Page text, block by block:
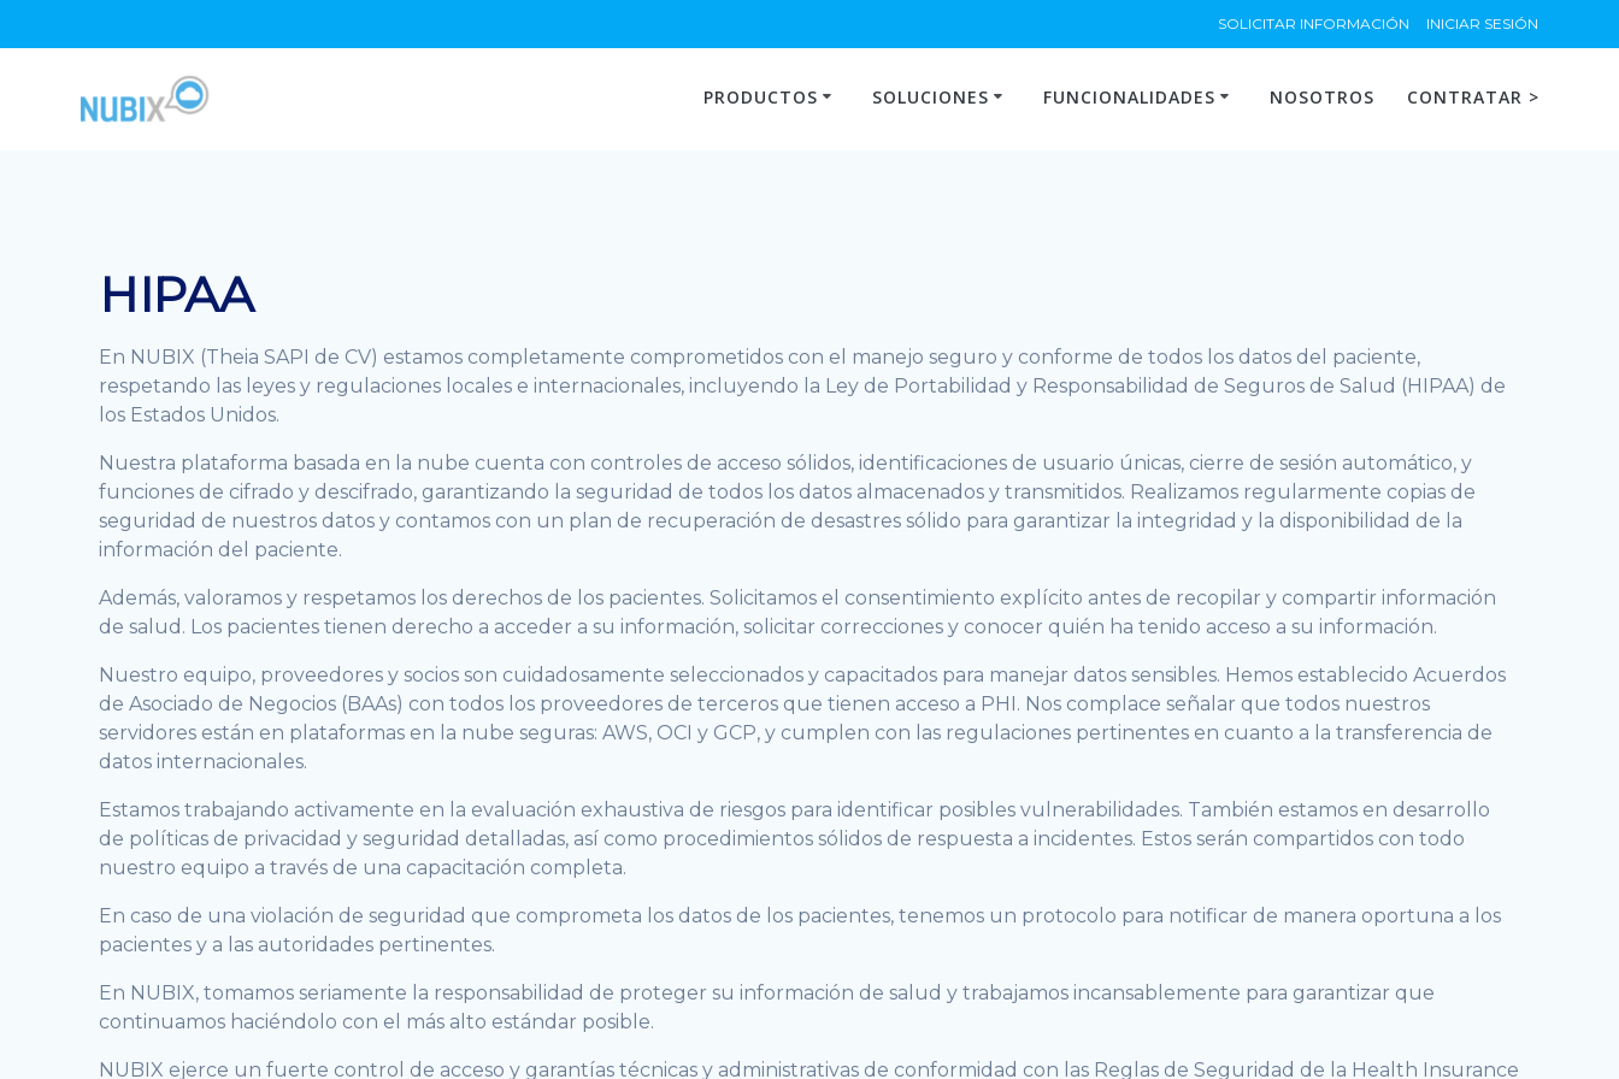
SOLICITAR INFORMACIÓN INICIAR SESIÓN
PRODUCTOS SOLUCIONES FUNCIONALIDADES NOSOTROS CONTRATAR >
HIPAA
En NUBIX (Theia SAPI de CV) estamos completamente comprometidos con el manejo seguro y conforme de todos los datos del paciente,
respetando las leyes y regulaciones locales e internacionales, incluyendo la Ley de Portabilidad y Responsabilidad de Seguros de Salud (HIPAA) de
los Estados Unidos.
Nuestra plataforma basada en la nube cuenta con controles de acceso sólidos, identificaciones de usuario únicas, cierre de sesión automático, y
funciones de cifrado y descifrado, garantizando la seguridad de todos los datos almacenados y transmitidos. Realizamos regularmente copias de
seguridad de nuestros datos y contamos con un plan de recuperación de desastres sólido para garantizar la integridad y la disponibilidad de la
información del paciente.
Además, valoramos y respetamos los derechos de los pacientes. Solicitamos el consentimiento explícito antes de recopilar y compartir información
de salud. Los pacientes tienen derecho a acceder a su información, solicitar correcciones y conocer quién ha tenido acceso a su información.
Nuestro equipo, proveedores y socios son cuidadosamente seleccionados y capacitados para manejar datos sensibles. Hemos establecido Acuerdos
de Asociado de Negocios (BAAs) con todos los proveedores de terceros que tienen acceso a PHI. Nos complace señalar que todos nuestros
servidores están en plataformas en la nube seguras: AWS, OCI y GCP, y cumplen con las regulaciones pertinentes en cuanto a la transferencia de
datos internacionales.
Estamos trabajando activamente en la evaluación exhaustiva de riesgos para identificar posibles vulnerabilidades. También estamos en desarrollo
de políticas de privacidad y seguridad detalladas, así como procedimientos sólidos de respuesta a incidentes. Estos serán compartidos con todo
nuestro equipo a través de una capacitación completa.
En caso de una violación de seguridad que comprometa los datos de los pacientes, tenemos un protocolo para notificar de manera oportuna a los
pacientes y a las autoridades pertinentes.
En NUBIX, tomamos seriamente la responsabilidad de proteger su información de salud y trabajamos incansablemente para garantizar que
continuamos haciéndolo con el más alto estándar posible.
NUBIX ejerce un fuerte control de acceso y garantías técnicas y administrativas de conformidad con las Reglas de Seguridad de la Health Insurance